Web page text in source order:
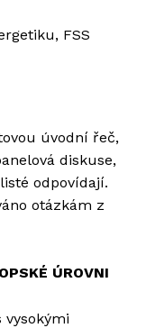
FSS
úvodní řeč,
diskuse,
odpovídají.
otázkám z
ÚROVNI
vysokými